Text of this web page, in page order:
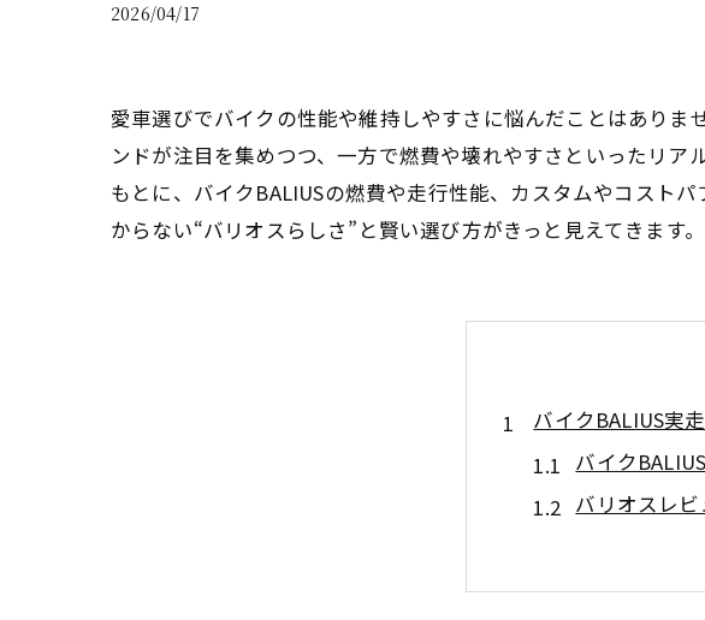
2026/04/17
愛車選びでバイクの性能や維持しやすさに悩んだことはあり
ンドが注目を集めつつ、一方で燃費や壊れやすさといったリ
もとに、バイクBALIUSの燃費や走行性能、カスタムやコスト
からない“バリオスらしさ”と賢い選び方がきっと見えてきます。
バイクBALIUS実
バイク
バリオスレ
バイク体験
バイク